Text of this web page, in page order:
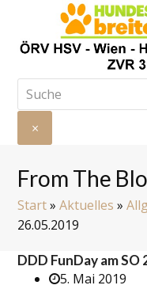
Suche
×
Suche
schließen
From The
Start»Aktuelles »
26.05.2019
DDD FunDay am SO
5. Mai 2019